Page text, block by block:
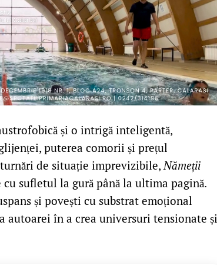
și o intrigă inteligentă,
puterea comorii și prețul
de situație imprevizibile, Nămeții
sufletul la gură până la ultima pagină.
și povești cu substrat emoțional
autoarei în a crea universuri tensionate și